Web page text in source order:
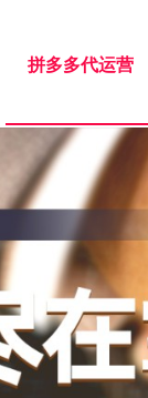
拼多多代运营